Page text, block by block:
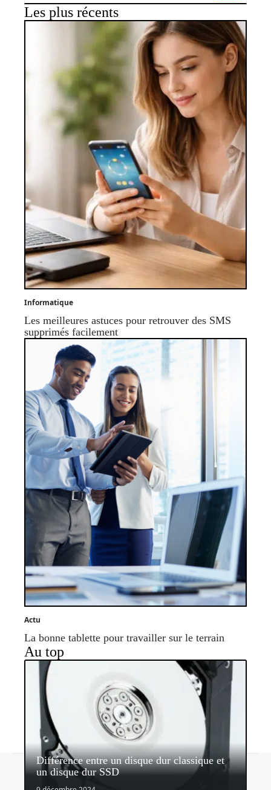
Les plus récents
Informatique
Les meilleures astuces pour retrouver des SMS
supprimés facilement
Actu
La bonne tablette pour travailler sur le terrain
Au top
Différence entre un disque dur classique et
un disque dur SSD
Contact Mentions légales Sitemap